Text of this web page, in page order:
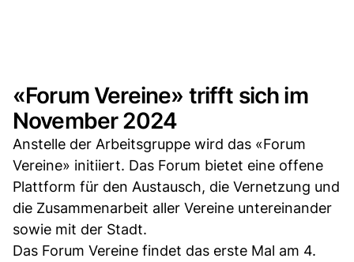
«Forum Vereine» trifft sich im
November 2024
Anstelle der Arbeitsgruppe wird das «Forum
Vereine» initiiert. Das Forum bietet eine offene
Plattform für den Austausch, die Vernetzung und
die Zusammenarbeit aller Vereine untereinander
sowie mit der Stadt.
Das Forum Vereine findet das erste Mal am 4.